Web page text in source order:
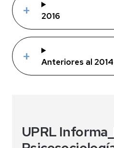
2016
Anteriores al 2014
UPRL